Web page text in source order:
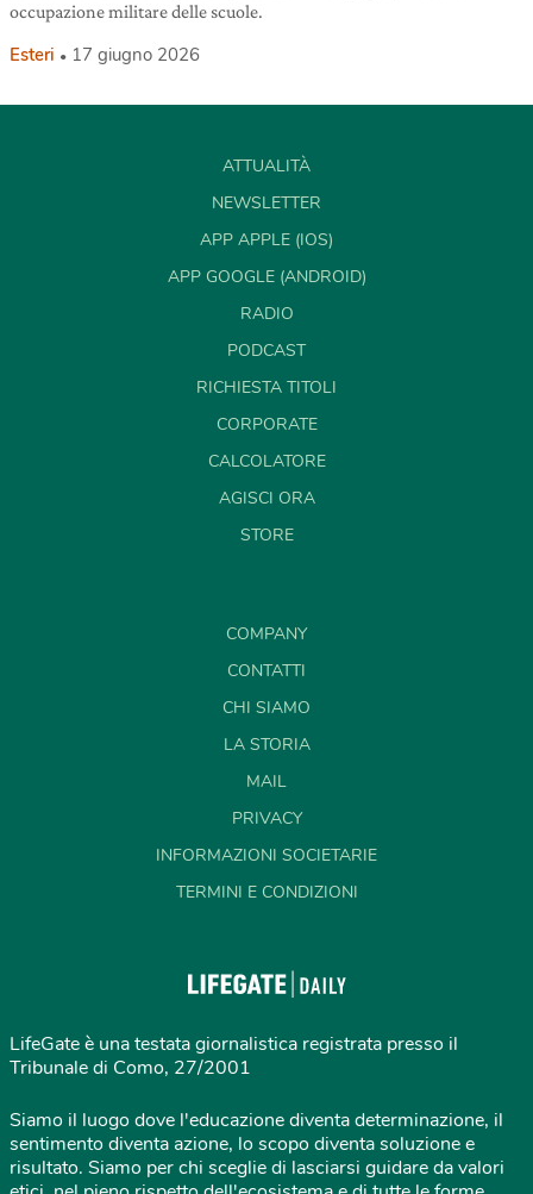
occupazione militare delle scuole.
Esteri 17 giugno 2026
ATTUALITÀ
NEWSLETTER
APP APPLE (IOS)
APP GOOGLE (ANDROID)
RADIO
PODCAST
RICHIESTA TITOLI
CORPORATE
CALCOLATORE
AGISCI ORA
STORE
COMPANY
CONTATTI
CHI SIAMO
LA STORIA
MAIL
PRIVACY
INFORMAZIONI SOCIETARIE
TERMINI E CONDIZIONI
LifeGate è una testata giornalistica registrata presso il
Tribunale di Como, 27/2001
Siamo il luogo dove l'educazione diventa determinazione, il
sentimento diventa azione, lo scopo diventa soluzione e
risultato. Siamo per chi sceglie di lasciarsi guidare da valori